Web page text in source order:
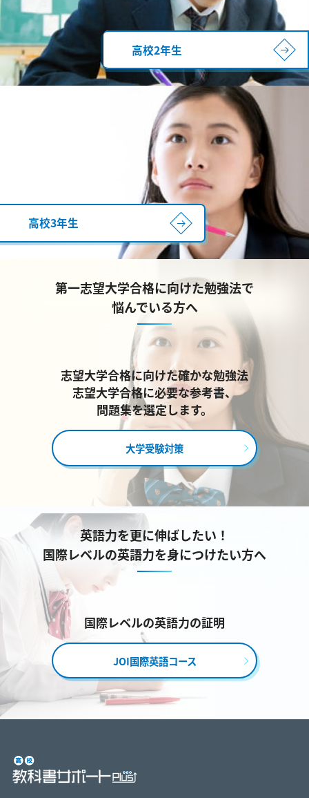
高校2年生
高校3年生
第一志望大学合格に向けた勉強法で
悩んでいる方へ
志望大学合格に向けた確かな勉強法
志望大学合格に必要な参考書、
問題集を選定します。
大学受験対策
英語力を更に伸ばしたい！
国際レベルの英語力を身につけたい方へ
国際レベルの英語力の証明
JOI国際英語コース